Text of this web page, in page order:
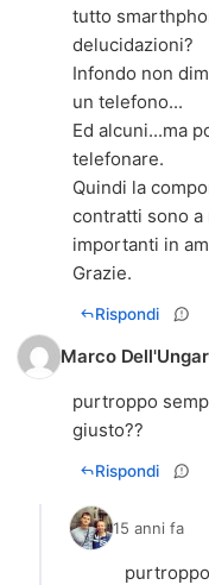
tutto
delucidazioni?
Infondo non
un telefono...
Ed alcuni...ma
telefonare.
Quindi la
contratti sono a
importanti in
Grazie.
Rispondi
Marco
purtroppo
giusto??
Rispondi
15 anni fa